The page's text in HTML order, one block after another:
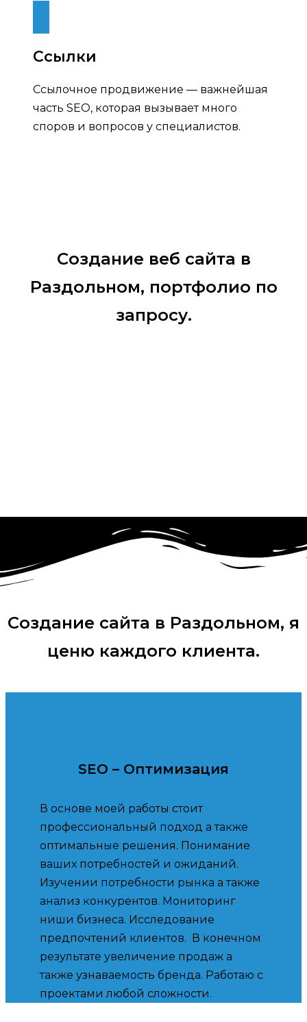
Ссылки
Ссылочное продвижение — важнейшая
часть SEO, которая вызывает много
споров и вопросов у специалистов.
Создание веб сайта в
Раздольном, портфолио по
запросу.
Создание сайта в Раздольном, я
ценю каждого клиента.
SEO – Оптимизация
В основе моей работы стоит
профессиональный подход а также
оптимальные решения. Понимание
ваших потребностей и ожиданий.
Изучении потребности рынка а также
анализ конкурентов. Мониторинг
ниши бизнеса. Исследование
предпочтений клиентов. В конечном
результате увеличение продаж а
также узнаваемость бренда. Работаю с
проектами любой сложности.